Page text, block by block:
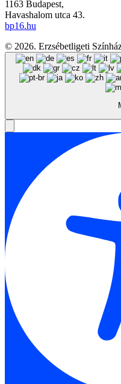
1163 Budapest,
Havashalom utca 43.
bp16.hu
© 2026. Erzsébetligeti